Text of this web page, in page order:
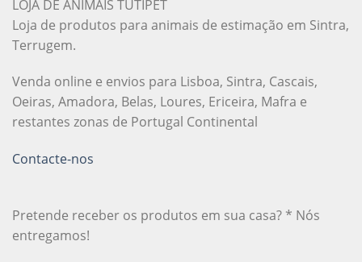
LOJA DE ANIMAIS TUTIPET
Loja de produtos para animais de estimação em Sintra,
Terrugem.
Venda online e envios para Lisboa, Sintra, Cascais,
Oeiras, Amadora, Belas, Loures, Ericeira, Mafra e
restantes zonas de Portugal Continental
Contacte-nos
Pretende receber os produtos em sua casa? * Nós
entregamos!